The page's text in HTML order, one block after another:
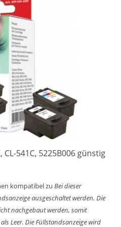
CL-541C, 5225B006 günstig
kompatibel zu Bei dieser
ausgeschaltet werden. Die
nachgebaut werden, somit
Leer. Die Füllstandsanzeige wird